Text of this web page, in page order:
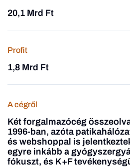
20,1 Mrd Ft
Profit
1,8 Mrd Ft
A cégről
Két forgalmazócég
1996-ban, azóta
és webshoppal is
egyre inkább a
fókuszt, és K+F